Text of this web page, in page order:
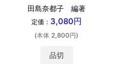
田島奈都子 編著
定価： 3,080円
(本体 2,800円)
品切